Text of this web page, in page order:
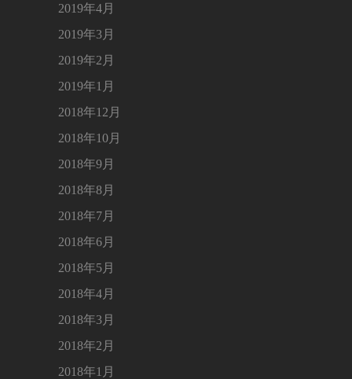
2019年4月
2019年3月
2019年2月
2019年1月
2018年12月
2018年10月
2018年9月
2018年8月
2018年7月
2018年6月
2018年5月
2018年4月
2018年3月
2018年2月
2018年1月